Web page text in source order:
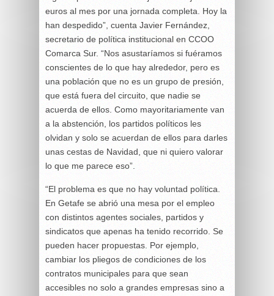
euros al mes por una jornada completa. Hoy la
han despedido”, cuenta Javier Fernández,
secretario de política institucional en CCOO
Comarca Sur. “Nos asustaríamos si fuéramos
conscientes de lo que hay alrededor, pero es
una población que no es un grupo de presión,
que está fuera del circuito, que nadie se
acuerda de ellos. Como mayoritariamente van
a la abstención, los partidos políticos les
olvidan y solo se acuerdan de ellos para darles
unas cestas de Navidad, que ni quiero valorar
lo que me parece eso”.
“El problema es que no hay voluntad política.
En Getafe se abrió una mesa por el empleo
con distintos agentes sociales, partidos y
sindicatos que apenas ha tenido recorrido. Se
pueden hacer propuestas. Por ejemplo,
cambiar los pliegos de condiciones de los
contratos municipales para que sean
accesibles no solo a grandes empresas sino a